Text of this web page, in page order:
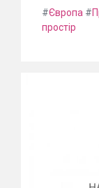
#Європа #
простір